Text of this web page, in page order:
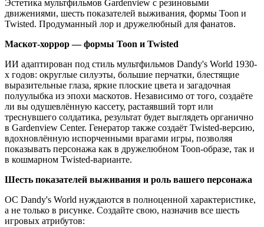
Эстетика мультфильмов Gardenview с резиновыми
движениями, шесть показателей выживания, формы Toon и
Twisted. Продуманный лор и дружелюбный для фанатов.
Маскот-хоррор — формы Toon и Twisted
ИИ адаптирован под стиль мультфильмов Dandy's World 1930-
х годов: округлые силуэты, большие перчатки, блестящие
выразительные глаза, яркие плоские цвета и загадочная
полуулыбка из эпохи маскотов. Независимо от того, создаёте
ли вы одушевлённую кассету, растаявший торт или
треснувшего солдатика, результат будет выглядеть органично
в Gardenview Center. Генератор также создаёт Twisted-версию,
вдохновлённую испорченными врагами игры, позволяя
показывать персонажа как в дружелюбном Toon-образе, так и
в кошмарном Twisted-варианте.
Шесть показателей выживания и роль вашего персонажа
ОС Dandy's World нуждаются в полноценной характеристике,
а не только в рисунке. Создайте свою, назначив все шесть
игровых атрибутов: